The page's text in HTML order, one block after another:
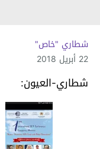
شطاري "خاص"
22 أبريل 2018
شطاري-العيون: